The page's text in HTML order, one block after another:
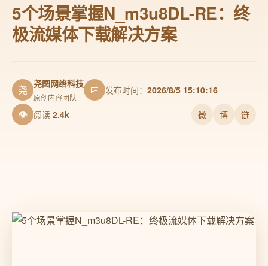
5个场景掌握N_m3u8DL-RE：终
极流媒体下载解决方案
尧 尧图网络科技
原创内容团队
📅 发布时间： 2026/8/5 15:10:16
👁 阅读 2.4k 微 博 链